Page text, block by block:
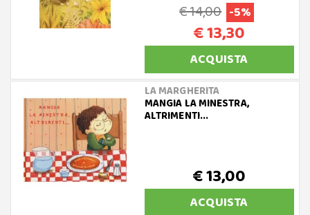
€ 14,00 -5%
€ 13,30
ACQUISTA
LA MARGHERITA
MANGIA LA MINESTRA,
ALTRIMENTI...
€ 13,00
ACQUISTA